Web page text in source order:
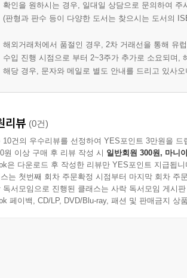
확인을 원하시는 경우, 일대일 상담으로 문의하여 주
(판형과 판수 등이 다양한 도서는 찾으시는 도서의
해외거래처에서 품절인 경우, 2차 거래선을 통해 유
수입 진행 시점으로 부터 2~3주가 추가로 소요되며,
해당 경우, 문자와 메일로 별도 안내를 드리고 있사
리뷰 (0건)
10건의 우수리뷰를 선정하여 YES포인트 3만원을 드
원 이상 구매 후 리뷰 작성 시 일반회원 300원, 마니
은 다운로드 후 작성한 리뷰만 YES포인트 지급됩니
는 첫번째 회차 주문확정 시점부터 마지막 회차 주
독서모임으로 진행된 클래스는 사락 독서모임 게시
페이백, CD/LP, DVD/Blu-ray, 패션 및 판매금지 상